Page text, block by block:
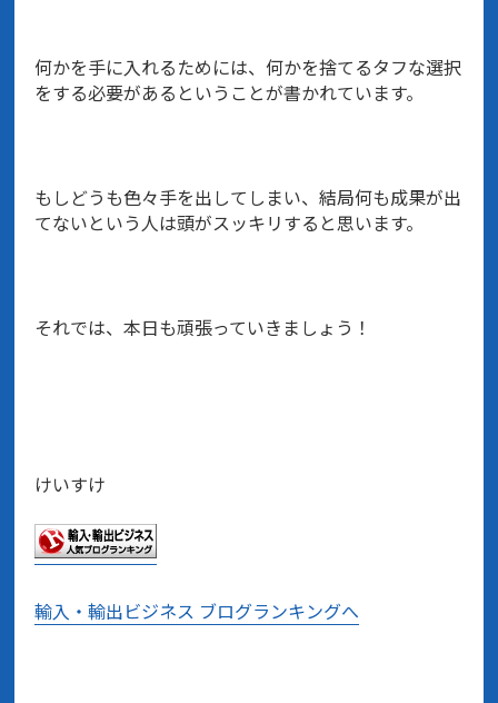
何かを手に入れるためには、何かを捨てるタフな選択
をする必要があるということが書かれています。
もしどうも色々手を出してしまい、結局何も成果が出
てないという人は頭がスッキリすると思います。
それでは、本日も頑張っていきましょう！
けいすけ
輸入・輸出ビジネス ブログランキングへ